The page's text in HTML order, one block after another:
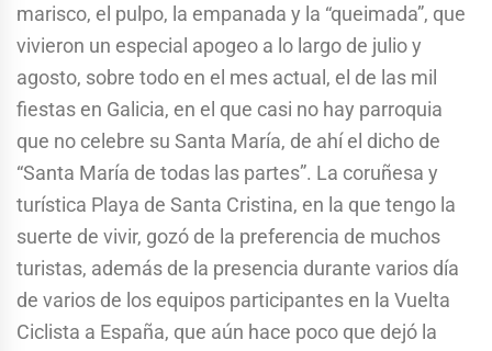
marisco, el pulpo, la empanada y la “queimada”, que
vivieron un especial apogeo a lo largo de julio y
agosto, sobre todo en el mes actual, el de las mil
fiestas en Galicia, en el que casi no hay parroquia
que no celebre su Santa María, de ahí el dicho de
“Santa María de todas las partes”. La coruñesa y
turística Playa de Santa Cristina, en la que tengo la
suerte de vivir, gozó de la preferencia de muchos
turistas, además de la presencia durante varios día
de varios de los equipos participantes en la Vuelta
Ciclista a España, que aún hace poco que dejó la